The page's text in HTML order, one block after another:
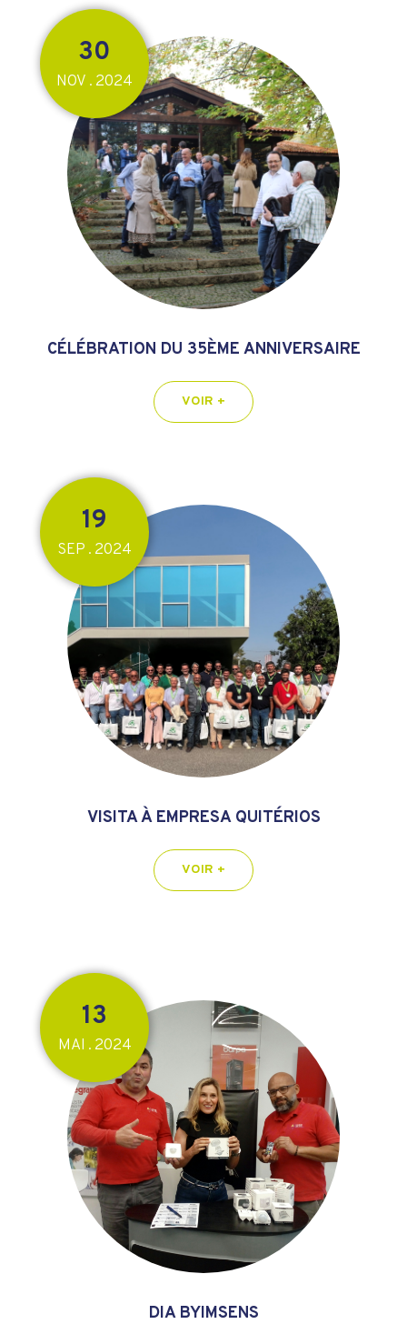
30
NOV . 2024
CÉLÉBRATION DU 35ÈME ANNIVERSAIRE
VOIR +
19
SEP . 2024
VISITA À EMPRESA QUITÉRIOS
VOIR +
13
MAI . 2024
DIA BYIMSENS